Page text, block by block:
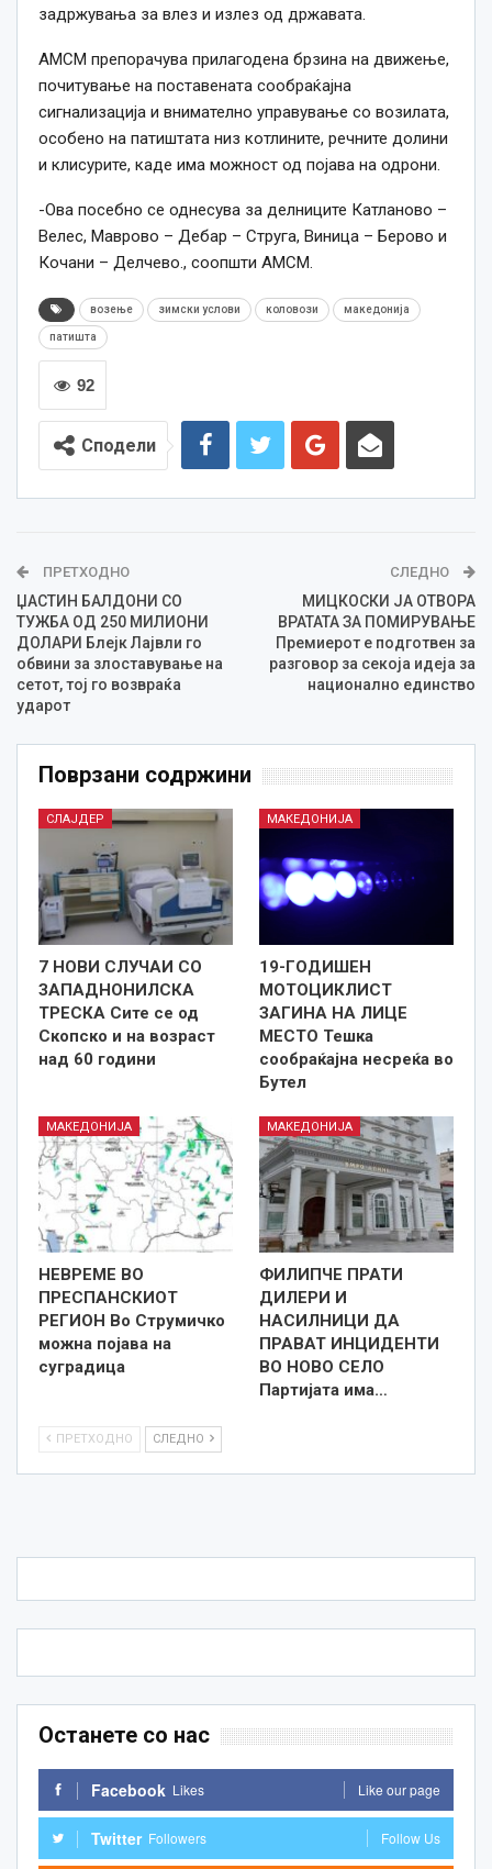
задржувања за влез и излез од државата.
АМСМ препорачува прилагодена брзина на движење,
почитување на поставената сообраќајна
сигнализација и внимателно управување со возилата,
особено на патиштата низ котлините, речните долини
и клисурите, каде има можност од појава на одрони.
-Ова посебно се однесува за делниците Катланово –
Велес, Маврово – Дебар – Струга, Виница – Берово и
Кочани – Делчево., соопшти АМСМ.
возење зимски услови коловози македонија
патишта
92
Сподели
ПРЕТХОДНО
ЏАСТИН БАЛДОНИ СО
ТУЖБА ОД 250 МИЛИОНИ
ДОЛАРИ Блејк Лајвли го
обвини за злоставување на
сетот, тој го возвраќа
ударот
СЛЕДНО
МИЦКОСКИ ЈА ОТВОРА
ВРАТАТА ЗА ПОМИРУВАЊЕ
Премиерот е подготвен за
разговор за секоја идеја за
национално единство
Поврзани содржини
СЛАЈДЕР
7 НОВИ СЛУЧАИ СО
ЗАПАДНОНИЛСКА
ТРЕСКА Сите се од
Скопско и на возраст
над 60 години
МАКЕДОНИЈА
19-ГОДИШЕН
МОТОЦИКЛИСТ
ЗАГИНА НА ЛИЦЕ
МЕСТО Тешка
сообраќајна несреќа во
Бутел
МАКЕДОНИЈА
НЕВРЕМЕ ВО
ПРЕСПАНСКИОТ
РЕГИОН Во Струмичко
можна појава на
суградица
МАКЕДОНИЈА
ФИЛИПЧЕ ПРАТИ
ДИЛЕРИ И
НАСИЛНИЦИ ДА
ПРАВАТ ИНЦИДЕНТИ
ВО НОВО СЕЛО
Партијата има…
ПРЕТХОДНО СЛЕДНО
Останете со нас
Facebook Likes Like our page
Twitter Followers Follow Us